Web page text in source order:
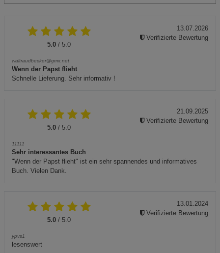
5.0 / 5.0
waltraudbecker@gmx.net
Wenn der Papst flieht
Schnelle Lieferung. Sehr informativ !
13.07.2026
Verifizierte Bewertung
5.0 / 5.0
11111
Sehr interessantes Buch
"Wenn der Papst flieht" ist ein sehr spannendes und informatives
Buch. Vielen Dank.
21.09.2025
Verifizierte Bewertung
5.0 / 5.0
ypvs1
lesenswert
13.01.2024
Verifizierte Bewertung